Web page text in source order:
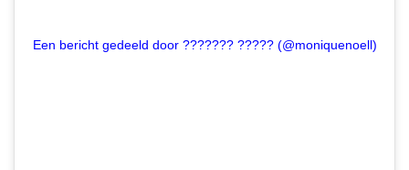
Een bericht gedeeld door ??????? ????? (@moniquenoell)